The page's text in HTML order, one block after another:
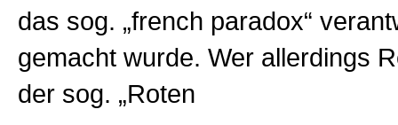
das sog. „french paradox“
gemacht wurde. Wer allerdings
der sog. „Roten